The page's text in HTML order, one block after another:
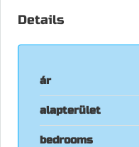
Details
ár
alapterület
bedrooms